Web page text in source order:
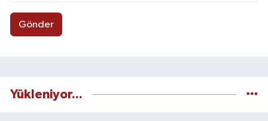
Gönder
Yükleniyor...